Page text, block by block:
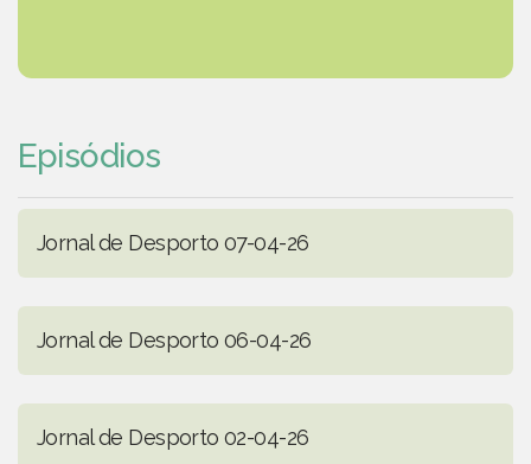
Episódios
Jornal de Desporto 07-04-26
Jornal de Desporto 06-04-26
Jornal de Desporto 02-04-26